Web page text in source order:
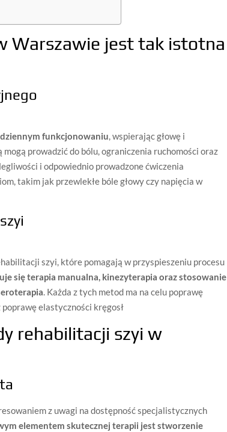
Warszawie jest tak istotna
funkcjonowaniu, wspierając głowę i
prowadzić do bólu, ograniczenia ruchomości oraz
i odpowiednio prowadzone ćwiczenia
takim jak przewlekłe bóle głowy czy napięcia w
szyi, które pomagają w przyspieszeniu procesu
się terapia manualna, kinezyterapia oraz stosowanie
. Każda z tych metod ma na celu poprawę
elastyczności kręgosł
rehabilitacji szyi w
z uwagi na dostępność specjalistycznych
elementem skutecznej terapii jest stworzenie